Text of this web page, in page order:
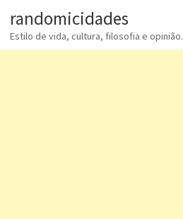
randomicidades
Estilo de vida, cultura, filosofia e opinião.